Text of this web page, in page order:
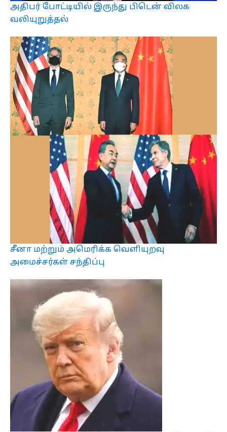
அதிபர் போட்டியில் இருந்து பிடென் விலக
வலியுறுத்தல்
சீனா மற்றும் அமெரிக்க வெளியுறவு
அமைச்சர்கள் சந்திப்பு